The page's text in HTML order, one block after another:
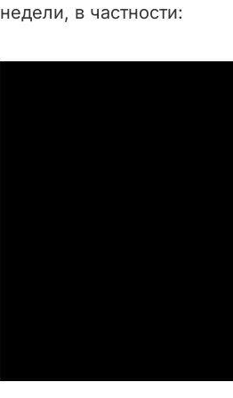
недели, в частности: